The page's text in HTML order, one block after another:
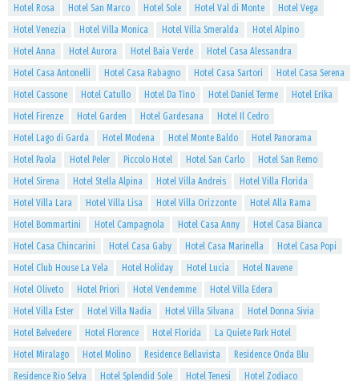
Hotel Rosa
Hotel San Marco Hotel Sole Hotel Val di Monte
Hotel Vega
Hotel Venezia
Hotel Villa Monica Hotel Villa Smeralda
Hotel Alpino
Hotel Anna
Hotel Aurora Hotel Baia Verde
Hotel Casa Alessandra
Hotel Casa Antonelli
Hotel Casa Rabagno Hotel Casa Sartori
Hotel Casa Serena
Hotel Cassone
Hotel Catullo Hotel Da Tino Hotel Daniel Terme
Hotel Erika
Hotel Firenze
Hotel Garden Hotel Gardesana
Hotel Il Cedro
Hotel Lago di Garda
Hotel Modena Hotel Monte Baldo
Hotel Panorama
Hotel Paola
Hotel Peler Piccolo Hotel Hotel San Carlo
Hotel San Remo
Hotel Sirena
Hotel Stella Alpina Hotel Villa Andreis
Hotel Villa Florida
Hotel Villa Lara
Hotel Villa Lisa Hotel Villa Orizzonte
Hotel Alla Rama
Hotel Bommartini
Hotel Campagnola Hotel Casa Anny
Hotel Casa Bianca
Hotel Casa Chincarini
Hotel Casa Gaby Hotel Casa Marinella
Hotel Casa Popi
Hotel Club House La Vela
Hotel Holiday Hotel Lucia
Hotel Navene
Hotel Oliveto
Hotel Priori Hotel Vendemme
Hotel Villa Edera
Hotel Villa Ester
Hotel Villa Nadia Hotel Villa Silvana
Hotel Donna Sivia
Hotel Belvedere
Hotel Florence Hotel Florida
La Quiete Park Hotel
Hotel Miralago
Hotel Molino Residence Bellavista
Residence Onda Blu
Residence Rio Selva
Hotel Splendid Sole Hotel Tenesi Hotel Zodiaco